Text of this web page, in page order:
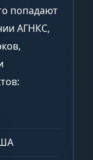
попадают
АГНКС,